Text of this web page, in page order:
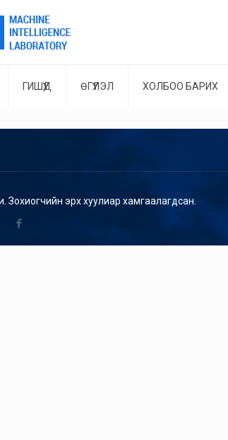
ГИШҮҮД ӨГҮҮЛЭЛ ХОЛБОО БАРИХ
эрх хуулиар хамгаалагдсан.